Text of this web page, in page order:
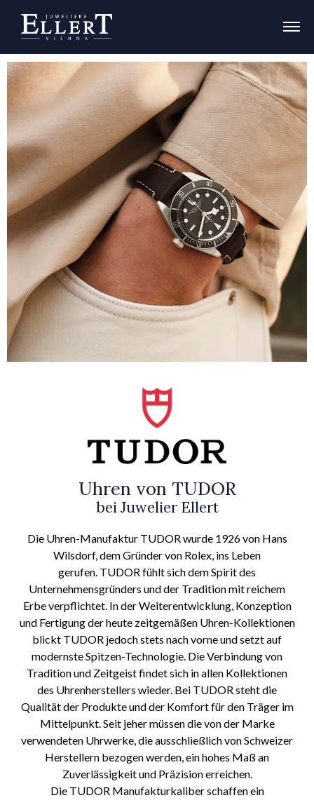
Uhren von TUDOR
bei Juwelier Ellert
Die Uhren-Manufaktur TUDOR wurde 1926 von Hans
Wilsdorf, dem Gründer von Rolex, ins Leben
gerufen. TUDORfühlt sich dem Spirit des
Unternehmensgründers und der Tradition mit reichem
Erbe verpflichtet. In der Weiterentwicklung, Konzeption
und Fertigung der heute zeitgemäßen Uhren-Kollektionen
blickt TUDOR jedoch stets nach vorne und setzt auf
modernste Spitzen-Technologie. Die Verbindung von
Tradition und Zeitgeist findet sich in allen Kollektionen
des Uhrenherstellers wieder. Bei TUDOR stehtdie
Qualität der Produkte und der Komfort für den Träger im
Mittelpunkt. Seit jeher müssen die von der Marke
verwendeten Uhrwerke, die ausschließlich von Schweizer
Herstellern bezogen werden, ein hohes Maß an
Zuverlässigkeit und Präzision erreichen.
Die TUDORManufakturkaliber schaffen ein